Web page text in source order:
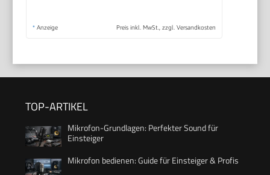
* Anzeige Preis inkl. MwSt., zzgl. Versandkosten
TOP-ARTIKEL
Mikrofon-Grundlagen: Perfekter Sound für
Einsteiger
Mikrofon bedienen: Guide für Einsteiger & Profis